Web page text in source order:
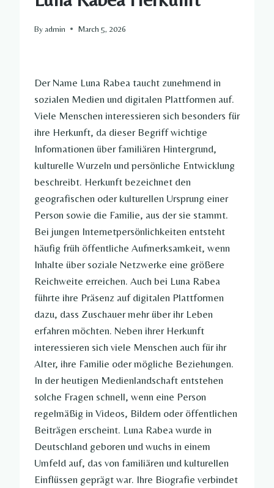
By admin March 5, 2026
Der Name Luna Rabea taucht zunehmend in
sozialen Medien und digitalen Plattformen auf.
Viele Menschen interessieren sich besonders für
ihre Herkunft, da dieser Begriff wichtige
Informationen über familiären Hintergrund,
kulturelle Wurzeln und persönliche Entwicklung
beschreibt. Herkunft bezeichnet den
geografischen oder kulturellen Ursprung einer
Person sowie die Familie, aus der sie stammt.
Bei jungen Internetpersönlichkeiten entsteht
häufig früh öffentliche Aufmerksamkeit, wenn
Inhalte über soziale Netzwerke eine größere
Reichweite erreichen. Auch bei Luna Rabea
führte ihre Präsenz auf digitalen Plattformen
dazu, dass Zuschauer mehr über ihr Leben
erfahren möchten. Neben ihrer Herkunft
interessieren sich viele Menschen auch für ihr
Alter, ihre Familie oder mögliche Beziehungen.
In der heutigen Medienlandschaft entstehen
solche Fragen schnell, wenn eine Person
regelmäßig in Videos, Bildern oder öffentlichen
Beiträgen erscheint. Luna Rabea wurde in
Deutschland geboren und wuchs in einem
Umfeld auf, das von familiären und kulturellen
Einflüssen geprägt war. Ihre Biografie verbindet